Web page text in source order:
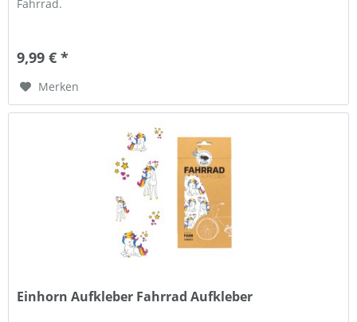
Fahrrad.
9,99 € *
Merken
Einhorn Aufkleber Fahrrad Aufkleber